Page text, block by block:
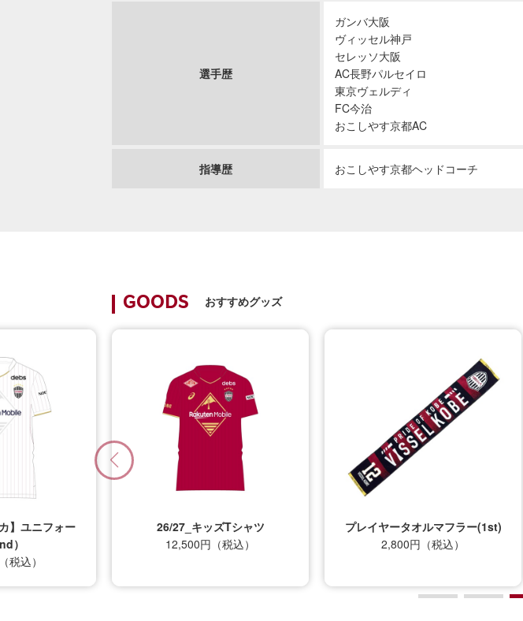
選手歴
ガンバ大阪
ヴィッセル神戸
セレッソ大阪
AC長野パルセイロ
東京ヴェルディ
FC今治
おこしやす京都AC
指導歴 おこしやす京都ヘッドコーチ
GOODS おすすめグッズ
】ユニフォー
）
税込）
26/27_キッズTシャツ
12,500円（税込）
プレイヤータオルマフラー(1st)
2,800円（税込）